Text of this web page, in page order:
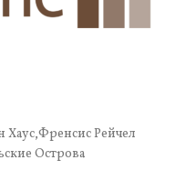
Рейчел
Острова